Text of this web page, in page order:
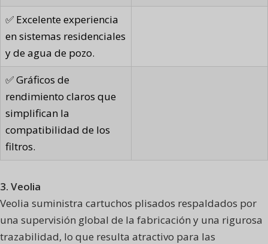
✅ Excelente experiencia
en sistemas residenciales
y de agua de pozo.
✅ Gráficos de
rendimiento claros que
simplifican la
compatibilidad de los
filtros.
3. Veolia
Veolia suministra cartuchos plisados respaldados por
una supervisión global de la fabricación y una rigurosa
trazabilidad, lo que resulta atractivo para las